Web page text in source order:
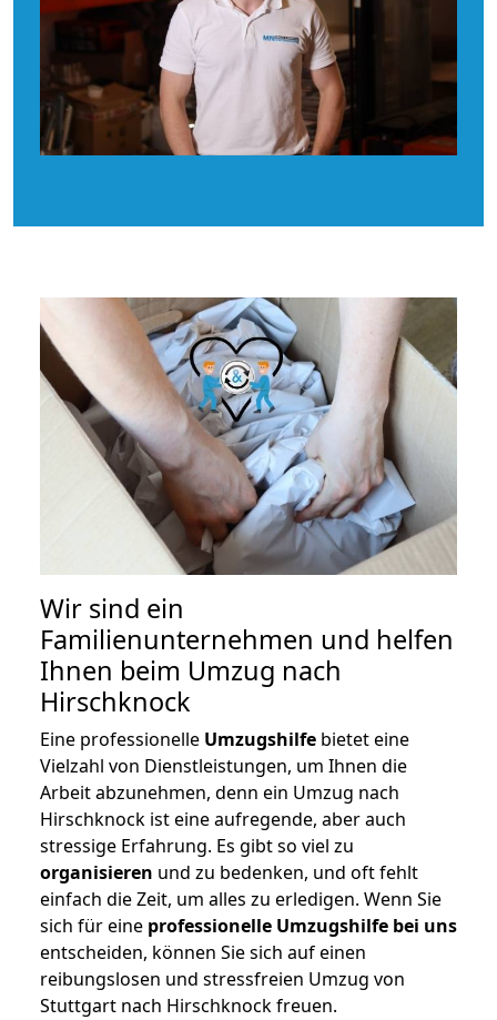
Wir sind ein
Familienunternehmen und helfen
Ihnen beim Umzug nach
Hirschknock
Eine professionelle Umzugshilfe bietet eine
Vielzahl von Dienstleistungen, um Ihnen die
Arbeit abzunehmen, denn ein Umzug nach
Hirschknock ist eine aufregende, aber auch
stressige Erfahrung. Es gibt so viel zu
organisieren und zu bedenken, und oft fehlt
einfach die Zeit, um alles zu erledigen. Wenn Sie
sich für eine professionelle Umzugshilfe bei uns
entscheiden, können Sie sich auf einen
reibungslosen und stressfreien Umzug von
Stuttgart nach Hirschknock freuen.